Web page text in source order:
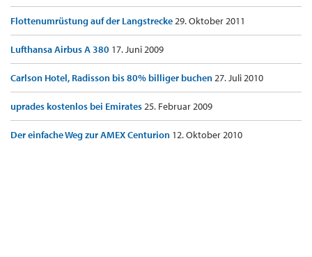
Flottenumrüstung auf der Langstrecke29. Oktober 2011
Lufthansa Airbus A 380 17. Juni 2009
Carlson Hotel, Radisson bis 80% billiger buchen27. Juli 2010
uprades kostenlos bei Emirates25. Februar 2009
Der einfache Weg zur AMEX Centurion 12. Oktober 2010